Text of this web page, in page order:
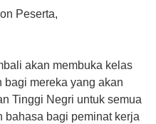
Peserta,
akan membuka kelas
bagi mereka yang akan
Tinggi Negri untuk semua
bahasa bagi peminat kerja